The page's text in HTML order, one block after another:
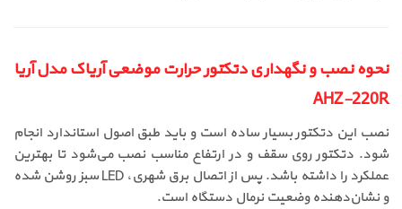
نحوه نصب و نگهداری دتکتور حرارت موضعی آریاک مدل آریا
AHZ-220R
نصب این دتکتور بسیار ساده است و باید طبق اصول استاندارد انجام
شود. دتکتور روی سقف و در ارتفاع مناسب نصب می‌شود تا بهترین
عملکرد را داشته باشد. پس از اتصال برق شهری، LED سبز روشن شده
و نشان‌دهنده وضعیت نرمال دستگاه است.